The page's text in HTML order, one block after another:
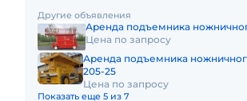
кг - 200 Вес по
Другие объявления
Аренда подъемника
Цена по запросу
Аренда подъемника
205-25
Цена по запросу
Показать еще 5 из 7